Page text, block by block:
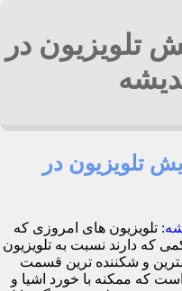
تلویزیون در
تلویزیون در
: تلویزیون های امروزی که
که دارند نسبت به تلویزیون
و شکننده ترین قسمت
که ممکنه با خورد اشیا و